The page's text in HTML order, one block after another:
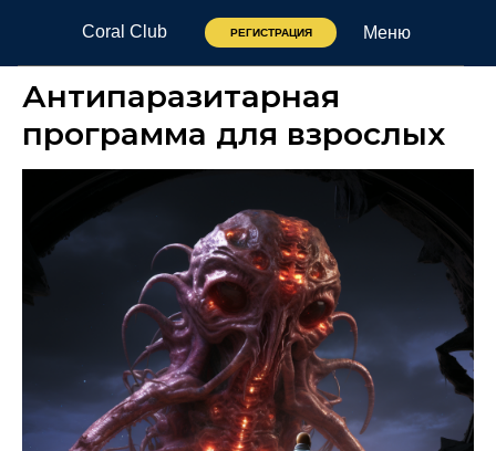
Coral Club Меню
РЕГИСТРАЦИЯ
Антипаразитарная
программа для взрослых